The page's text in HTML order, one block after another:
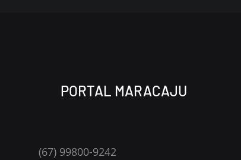
PORTAL MARACAJU
(67) 99800-9242